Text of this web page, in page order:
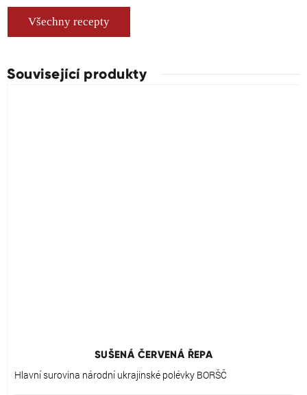
Související produkty
SUŠENÁ ČERVENÁ ŘEPA
5,0
Hlavní surovina národní ukrajinské polévky BORŠČ
Všechny recepty